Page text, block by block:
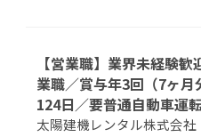
【営業職】業界未経験
業職／賞与年3回（7ヶ
124日／要普通自動車運
太陽建機レンタル株式会社